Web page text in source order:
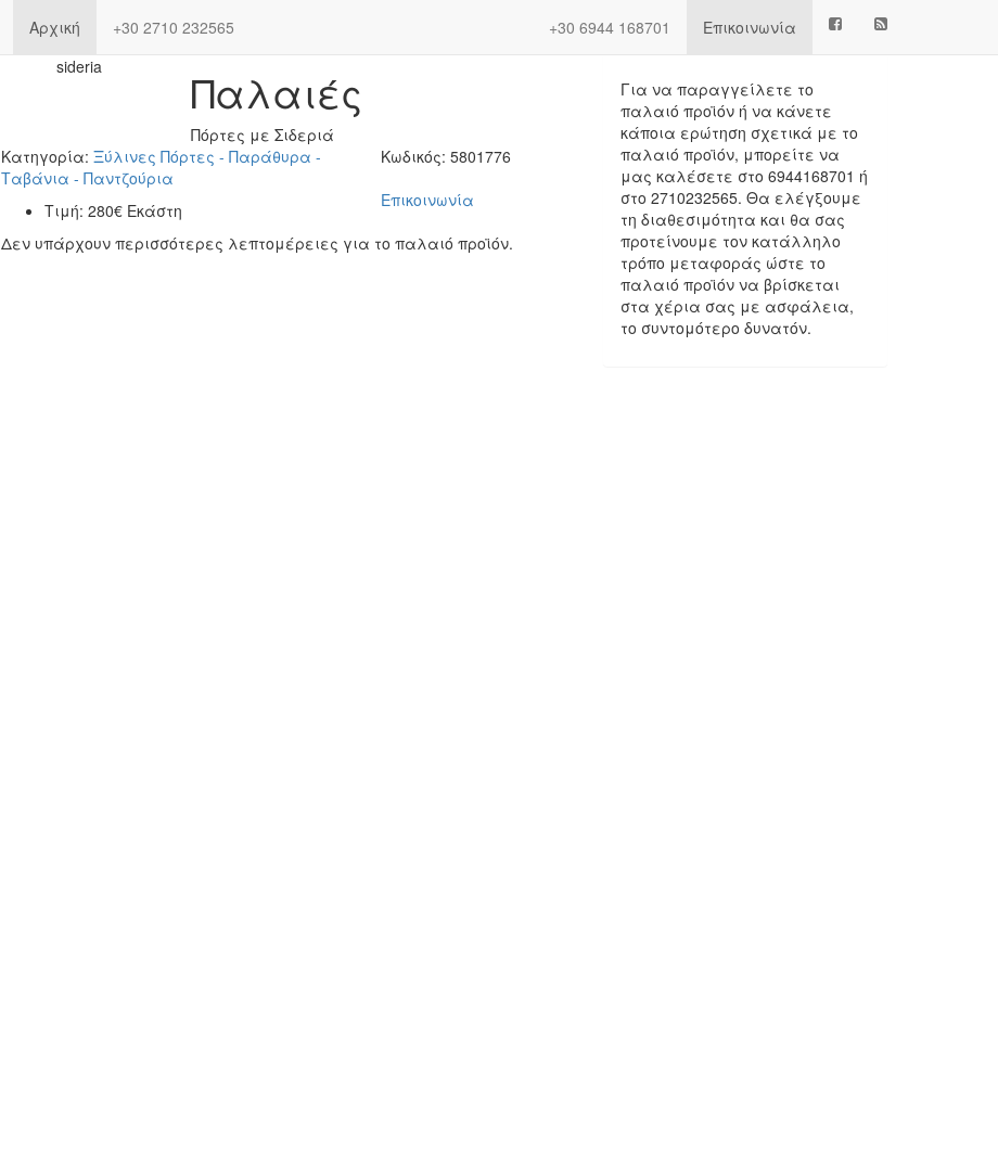
Αρχική +30 2710 232565 +30 6944 168701 Επικοινωνία (current)
Next
Παλαιές
Πόρτες με Σιδεριά
Κατηγορία: Ξύλινες Πόρτες - Παράθυρα -
Ταβάνια - Παντζούρια
Κωδικός: 5801776
Επικοινωνία
Τιμή: 280€ Εκάστη
Δεν υπάρχουν περισσότερες λεπτομέρειες για το παλαιό προϊόν.
Πληροφορίες
Για να παραγγείλετε το
παλαιό προϊόν ή να κάνετε
κάποια ερώτηση σχετικά με το
παλαιό προϊόν, μπορείτε να
μας καλέσετε στο 6944168701 ή
στο 2710232565. Θα ελέγξουμε
τη διαθεσιμότητα και θα σας
προτείνουμε τον κατάλληλο
τρόπο μεταφοράς ώστε το
παλαιό προϊόν να βρίσκεται
στα χέρια σας με ασφάλεια,
το συντομότερο δυνατόν.